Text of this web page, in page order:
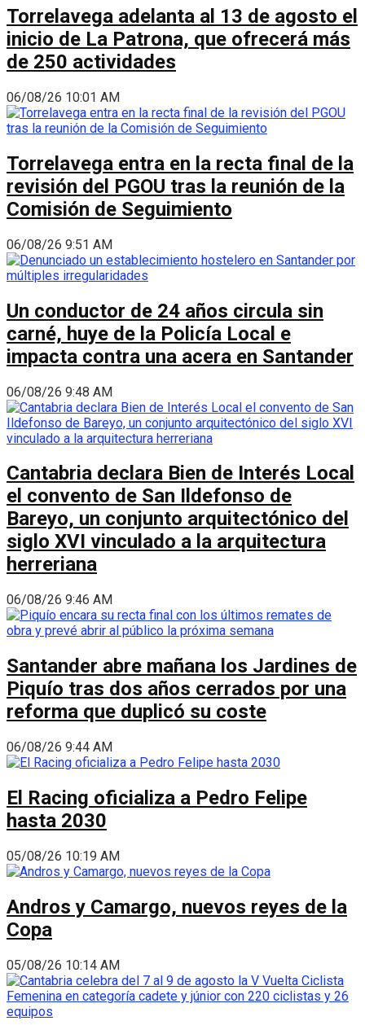
Torrelavega adelanta al 13 de agosto el
inicio de La Patrona, que ofrecerá más
de 250 actividades
06/08/26 10:01 AM
Torrelavega entra en la recta final de la
revisión del PGOU tras la reunión de la
Comisión de Seguimiento
06/08/26 9:51 AM
Un conductor de 24 años circula sin
carné, huye de la Policía Local e
impacta contra una acera en Santander
06/08/26 9:48 AM
Cantabria declara Bien de Interés Local
el convento de San Ildefonso de
Bareyo, un conjunto arquitectónico del
siglo XVI vinculado a la arquitectura
herreriana
06/08/26 9:46 AM
Santander abre mañana los Jardines de
Piquío tras dos años cerrados por una
reforma que duplicó su coste
06/08/26 9:44 AM
El Racing oficializa a Pedro Felipe
hasta 2030
05/08/26 10:19 AM
Andros y Camargo, nuevos reyes de la
Copa
05/08/26 10:14 AM